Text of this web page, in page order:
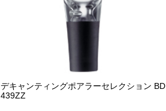
デキャンティングポアラーセレクション BD
439ZZ